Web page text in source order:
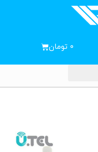
۰ تومان